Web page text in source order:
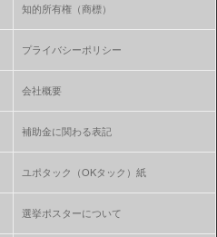
知的所有権（商標）
プライバシーポリシー
会社概要
補助金に関わる表記
ユポタック（OKタック）紙
選挙ポスターについて